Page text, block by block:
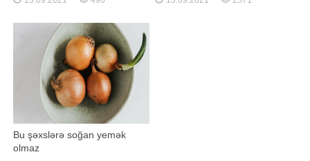
istinadən xəbər verir ki, keçmişdə
üçün silikon yerləşdirmə kimi xam
üsullar istifadə olunurdu, ancaq bu
inkişafla beyinin xaric
xəbər verir ki, bu barədə "BBC
Bu şəxslərə soğan yemək
olmaz